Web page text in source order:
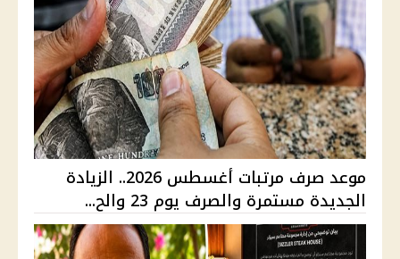
موعد صرف مرتبات أغسطس 2026.. الزيادة
الجديدة مستمرة والصرف يوم 23 والح...